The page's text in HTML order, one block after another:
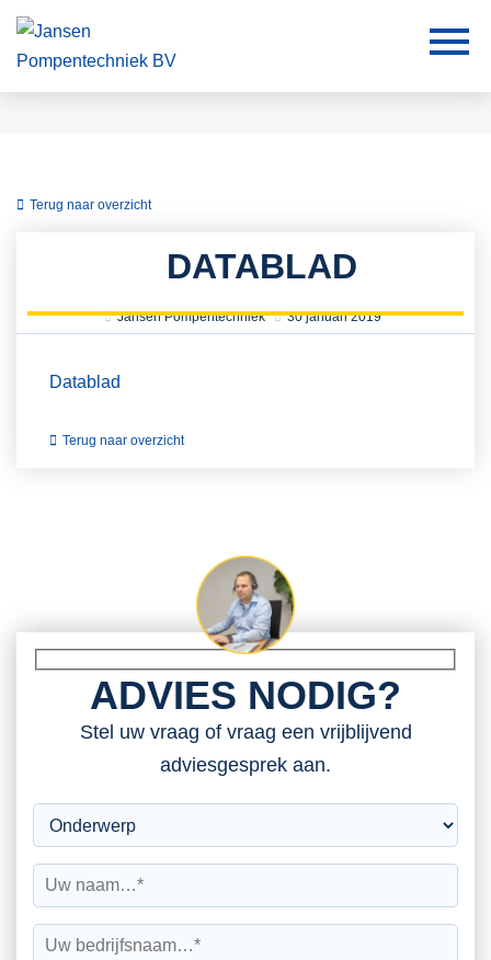
Terug naar overzicht
DATABLAD
Jansen Pompentechniek 30 januari 2019
Datablad
Terug naar overzicht
ADVIES NODIG?
Stel uw vraag of vraag een vrijblijvend
adviesgesprek aan.